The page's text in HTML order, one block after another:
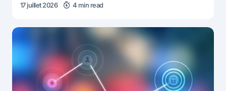
17 juillet 2026 4 min read